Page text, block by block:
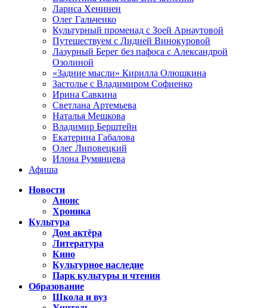
Лариса Хенинен
Олег Гальченко
Культурный променад с Зоей Арнаутовой
Путешествуем с Лидией Винокуровой
Лазурный Берег без пафоса с Александрой
Озолиной
«Задние мысли» Кирилла Олюшкина
Застолье с Владимиром Софиенко
Ирина Савкина
Светлана Артемьева
Наталья Мешкова
Владимир Берштейн
Екатерина Габалова
Олег Липовецкий
Илона Румянцева
Афиша
Новости
Анонс
Хроника
Культура
Дом актёра
Литература
Кино
Культурное наследие
Парк культуры и чтения
Образование
Школа и вуз